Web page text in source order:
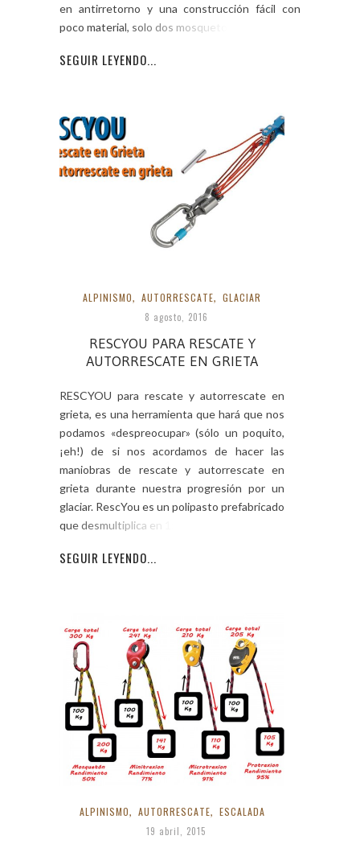
en antirretorno y una construcción fácil con
poco material, solo dos mosquetones […]
SEGUIR LEYENDO...
ALPINISMO, AUTORRESCATE, GLACIAR
8 agosto, 2016
RESCYOU PARA RESCATE Y
AUTORRESCATE EN GRIETA
RESCYOU para rescate y autorrescate en
grieta, es una herramienta que hará que nos
podamos «despreocupar» (sólo un poquito,
¡eh!) de si nos acordamos de hacer las
maniobras de rescate y autorrescate en
grieta durante nuestra progresión por un
glaciar. RescYou es un polipasto prefabricado
que desmultiplica en 1:6. Esto
SEGUIR LEYENDO...
ALPINISMO, AUTORRESCATE, ESCALADA
19 abril, 2015